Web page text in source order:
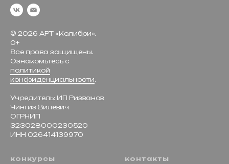
© 2026 АРТ «Колибри».
0+
Все права защищены.
Ознакомьтесь с
политикой
конфиденциальности.
Учредитель: ИП Ризванов
Чингиз Вилевич
ОГРНИП
323028000230520
ИНН 026414139970
конкурсы контакты